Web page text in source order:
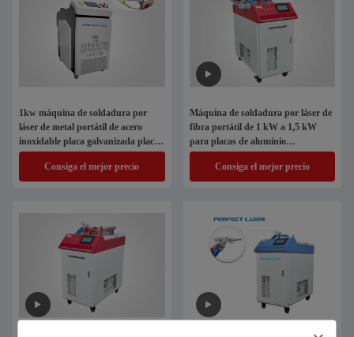
1kw máquina de soldadura por
láser de metal portátil de acero
inoxidable placa galvanizada placa
de cobre placa de aluminio placa de
Consiga el mejor precio
Máquina de soldadura por láser de
fibra portátil de 1 kW a 1,5 kW
para placas de aluminio
galvanizadas SS
Consiga el mejor precio